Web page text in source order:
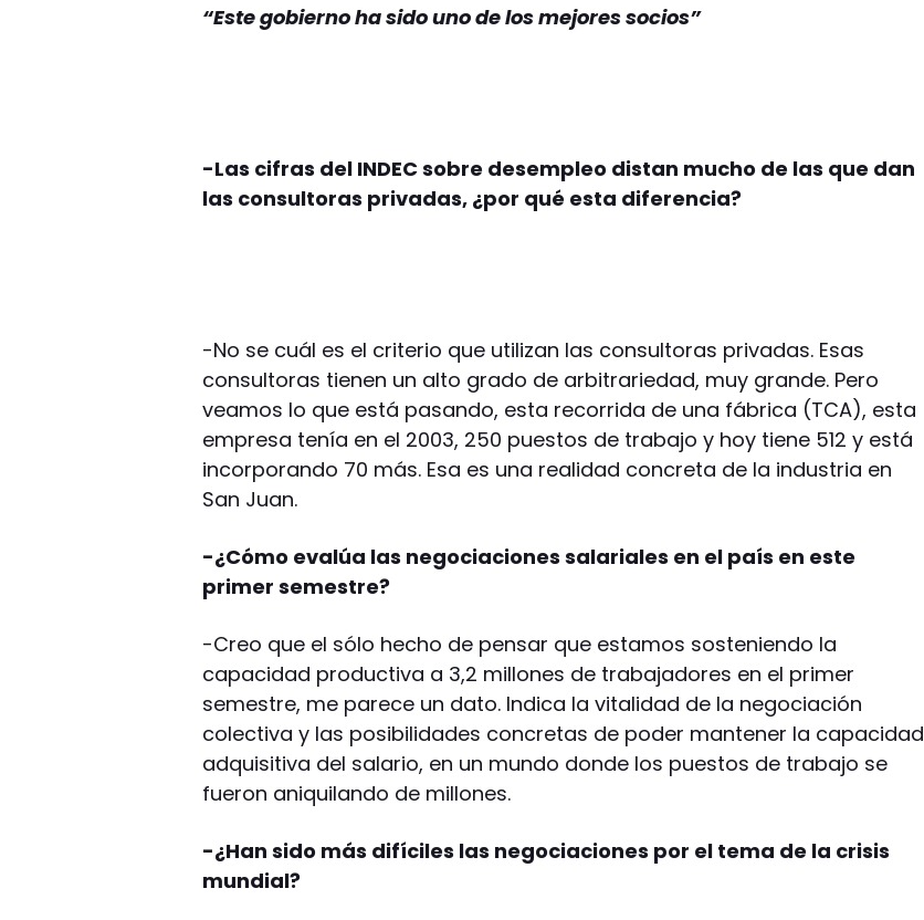
“Este gobierno ha sido uno de los mejores socios”
-Las cifras del INDEC sobre desempleo distan mucho de las que dan
las consultoras privadas, ¿por qué esta diferencia?
-No se cuál es el criterio que utilizan las consultoras privadas. Esas
consultoras tienen un alto grado de arbitrariedad, muy grande. Pero
veamos lo que está pasando, esta recorrida de una fábrica (TCA), esta
empresa tenía en el 2003, 250 puestos de trabajo y hoy tiene 512 y está
incorporando 70 más. Esa es una realidad concreta de la industria en
San Juan.
-¿Cómo evalúa las negociaciones salariales en el país en este
primer semestre?
-Creo que el sólo hecho de pensar que estamos sosteniendo la
capacidad productiva a 3,2 millones de trabajadores en el primer
semestre, me parece un dato. Indica la vitalidad de la negociación
colectiva y las posibilidades concretas de poder mantener la capacidad
adquisitiva del salario, en un mundo donde los puestos de trabajo se
fueron aniquilando de millones.
-¿Han sido más difíciles las negociaciones por el tema de la crisis
mundial?